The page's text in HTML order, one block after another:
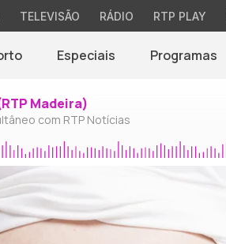
TELEVISÃO RÁDIO RTP PLAY
Especiais Programas
Madeira)
com RTP Notícias